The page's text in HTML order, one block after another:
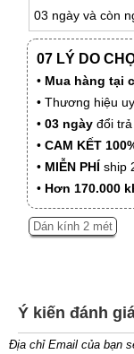
03 ngày và còn
07 LÝ DO
• Mua hàng tại
• Thương hiệu
• 03 ngày đổi
• CAM KẾT
• MIỄN PHÍ ship
• Hơn 170.000
Dán kính 2 mét
Ý kiến đánh
Địa chỉ Email của bạn